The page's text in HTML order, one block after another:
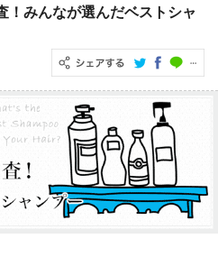
！みんなが選んだベストシャ